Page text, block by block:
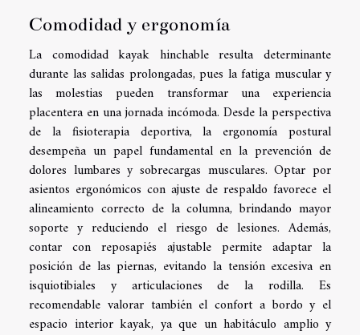
Comodidad y ergonomía
La comodidad kayak hinchable resulta determinante
durante las salidas prolongadas, pues la fatiga muscular y
las molestias pueden transformar una experiencia
placentera en una jornada incómoda. Desde la perspectiva
de la fisioterapia deportiva, la ergonomía postural
desempeña un papel fundamental en la prevención de
dolores lumbares y sobrecargas musculares. Optar por
asientos ergonómicos con ajuste de respaldo favorece el
alineamiento correcto de la columna, brindando mayor
soporte y reduciendo el riesgo de lesiones. Además,
contar con reposapiés ajustable permite adaptar la
posición de las piernas, evitando la tensión excesiva en
isquiotibiales y articulaciones de la rodilla. Es
recomendable valorar también el confort a bordo y el
espacio interior kayak, ya que un habitáculo amplio y